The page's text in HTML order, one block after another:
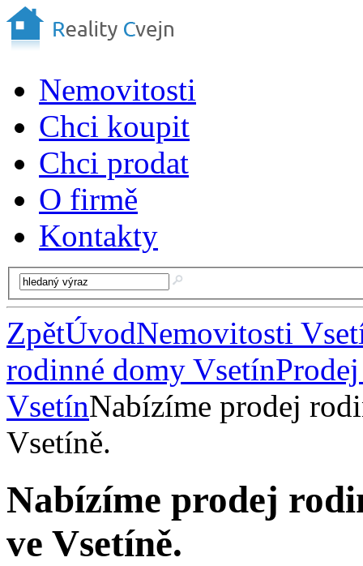
Nemovitosti
Chci koupit
Chci prodat
O firmě
Kontakty
ZpětÚvodNemovitosti
rodinné domy Vsetín
VsetínNabízíme prodej
Vsetíně.
Nabízíme prodej
ve Vsetíně.